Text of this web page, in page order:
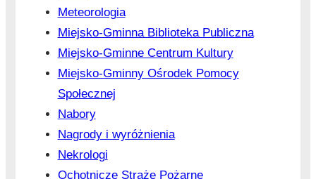
Meteorologia
Miejsko-Gminna Biblioteka Publiczna
Miejsko-Gminne Centrum Kultury
Miejsko-Gminny Ośrodek Pomocy
Społecznej
Nabory
Nagrody i wyróżnienia
Nekrologi
Ochotnicze Straże Pożarne